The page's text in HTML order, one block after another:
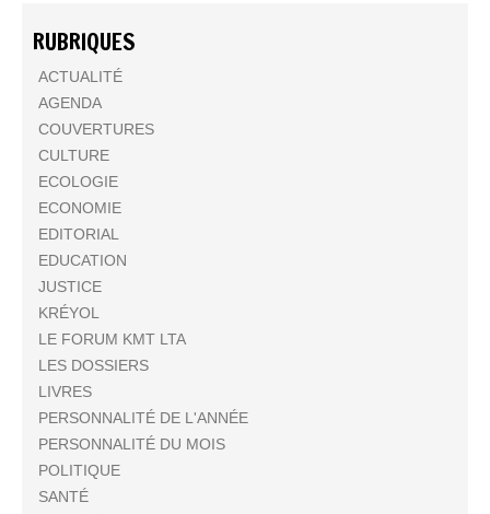
RUBRIQUES
ACTUALITÉ
AGENDA
COUVERTURES
CULTURE
ECOLOGIE
ECONOMIE
EDITORIAL
EDUCATION
JUSTICE
KRÉYOL
LE FORUM KMT LTA
LES DOSSIERS
LIVRES
PERSONNALITÉ DE L'ANNÉE
PERSONNALITÉ DU MOIS
POLITIQUE
SANTÉ